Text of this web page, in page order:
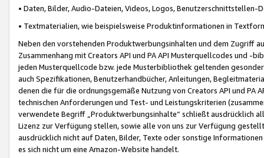
• Daten, Bilder, Audio-Dateien, Videos, Logos, Benutzerschnittstellen-
• Textmaterialien, wie beispielsweise Produktinformationen in
Neben den vorstehenden Produktwerbungsinhalten und dem Zugriff
Zusammenhang mit Creators API und PA API Musterquellcodes und
jeden Musterquellcode bzw. jede Musterbibliothek geltenden
auch Spezifikationen, Benutzerhandbücher, Anleitungen,
denen die für die ordnungsgemäße Nutzung von Creators API und PA
technischen Anforderungen und Test- und Leistungskriterien
verwendete Begriff „Produktwerbungsinhalte“ schließt ausdrücklich
Lizenz zur Verfügung stellen, sowie alle von uns zur Verfügung
ausdrücklich nicht auf Daten, Bilder, Texte oder sonstige
es sich nicht um eine Amazon-Website handelt.